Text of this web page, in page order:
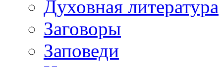
Духовная литература
Заговоры
Заповеди